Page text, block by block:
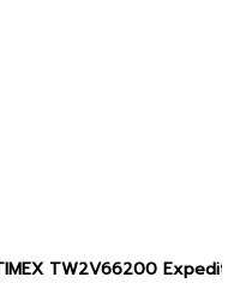
Anchorage Silicone
TW2V66200